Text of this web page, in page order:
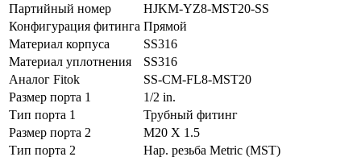
Партийный номер
HJKM-YZ8-MST20-SS
Конфигурация фитинга Прямой
Материал корпуса
SS316
Материал уплотнения
SS316
Аналог Fitok
SS-CM-FL8-MST20
Размер порта 1
1/2 in.
Тип порта 1
Трубный фитинг
Размер порта 2
M20 X 1.5
Тип порта 2
Нар. резьба Metric (MST)